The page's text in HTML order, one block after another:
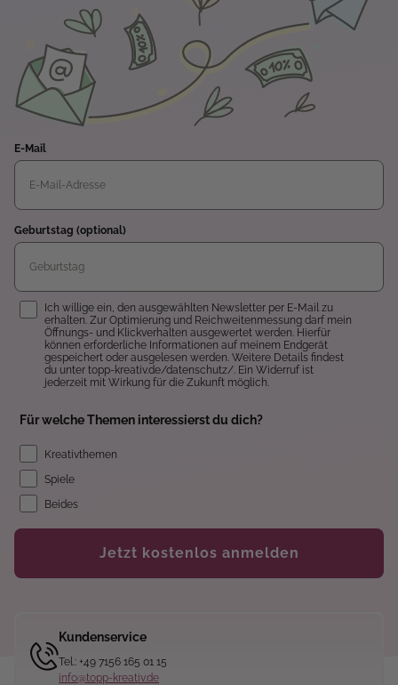
E-Mail
Geburtstag (optional)
Einwilligung
Ich willige ein, den ausgewählten Newsletter per E-Mail zu
erhalten. Zur Optimierung und Reichweitenmessung darf mein
Öffnungs- und Klickverhalten ausgewertet werden. Hierfür
können erforderliche Informationen auf meinem Endgerät
gespeichert oder ausgelesen werden. Weitere Details findest
du unter topp-kreativ.de/datenschutz/. Ein Widerruf ist
jederzeit mit Wirkung für die Zukunft möglich.
Für welche Themen interessierst du dich?
Kreativthemen
Spiele
Beides
Jetzt kostenlos anmelden
Kundenservice
Tel.: +49 7156 165 01 15
info@topp-kreativ.de